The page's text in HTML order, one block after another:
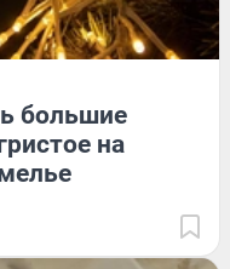
большие
на